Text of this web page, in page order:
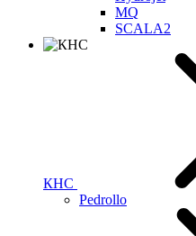
MQ
SCALA2
КНС
Pedrollo